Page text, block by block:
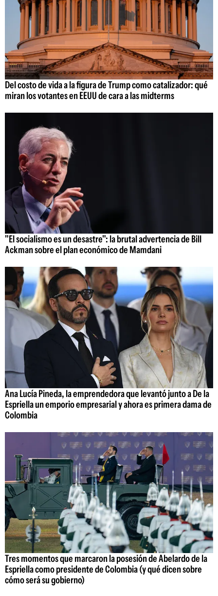
Del costo de vida a la figura de Trump como catalizador: qué
miran los votantes en EEUU de cara a las midterms
"El socialismo es un desastre": la brutal advertencia de Bill
Ackman sobre el plan económico de Mamdani
Ana Lucía Pineda, la emprendedora que levantó junto a De la
Espriella un emporio empresarial y ahora es primera dama de
Colombia
Tres momentos que marcaron la posesión de Abelardo de la
Espriella como presidente de Colombia (y qué dicen sobre
cómo será su gobierno)